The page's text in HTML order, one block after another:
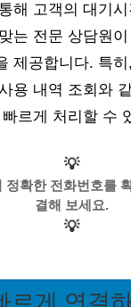
해 고객의 대기
는 전문 상담원
제공합니다. 특
용 내역 조회와
르게 처리할 수
💡
정확한 전화번호를
결해 보세요.
💡
르게 연결